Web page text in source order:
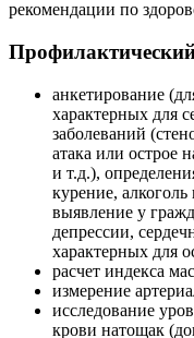
рекомендации по
анкетирование
характерных для
заболеваний
атака или острое
и т.д.),
курение, алкоголь
выявление у
депрессии,
характерных для
расчет индекса
измерение
исследование
крови натощак